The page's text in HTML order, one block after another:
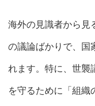
海外の見識者から見
の議論ばかりで、国
れます。特に、世襲
を守るために「組織